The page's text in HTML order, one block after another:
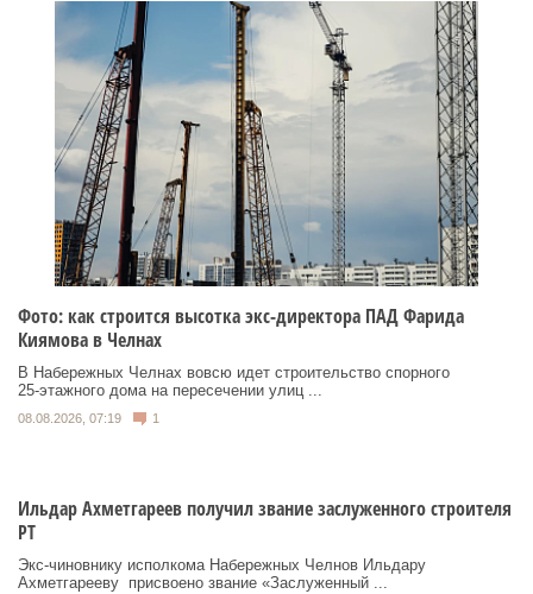
Фото: как строится высотка экс-директора ПАД Фарида
Киямова в Челнах
В Набережных Челнах вовсю идет строительство спорного
25‑этажного дома на пересечении улиц ...
08.08.2026, 07:19 1
Ильдар Ахметгареев получил звание заслуженного строителя
РТ
Экс‑чиновнику исполкома Набережных Челнов Ильдару
Ахметгарееву присвоено звание «Заслуженный ...